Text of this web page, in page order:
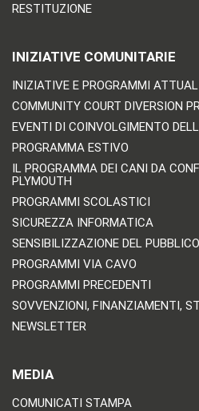
RESTITUZIONE
INIZIATIVE COMUNITARIE
INIZIATIVE E PROGRAMMI
COMMUNITY COURT DIVERSION
EVENTI DI COINVOLGIMENTO
PROGRAMMA ESTIVO
IL PROGRAMMA DEI CANI DA
PLYMOUTH
PROGRAMMI SCOLASTICI
SICUREZZA INFORMATICA
SENSIBILIZZAZIONE DEL PUBBLICO
PROGRAMMI VIA CAVO
PROGRAMMI PRECEDENTI
SOVVENZIONI, FINANZIAMENTI,
NEWSLETTER
MEDIA
COMUNICATI STAMPA